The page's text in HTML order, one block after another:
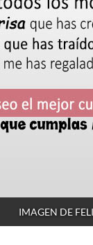
IMAGEN DE